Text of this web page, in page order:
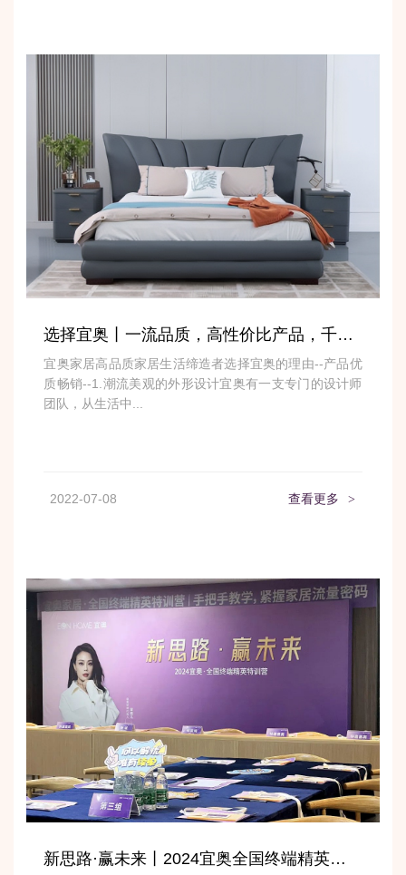
选择宜奥丨一流品质，高性价比产品，千家万户的放心选择
宜奥家居高品质家居生活缔造者选择宜奥的理由--产品优
质畅销--1.潮流美观的外形设计宜奥有一支专门的设计师
团队，从生活中...
2022-07-08 查看更多 >
新思路·赢未来丨2024宜奥全国终端精英特训营圆满收官！